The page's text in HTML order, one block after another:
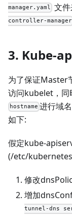
manager.yaml
文
controller-manager
3. Kube-
为了保证Master
访问kubelet，同
hostname 进行域
如下:
假定kube-
(/etc/
修改
增加
tunnel-dns